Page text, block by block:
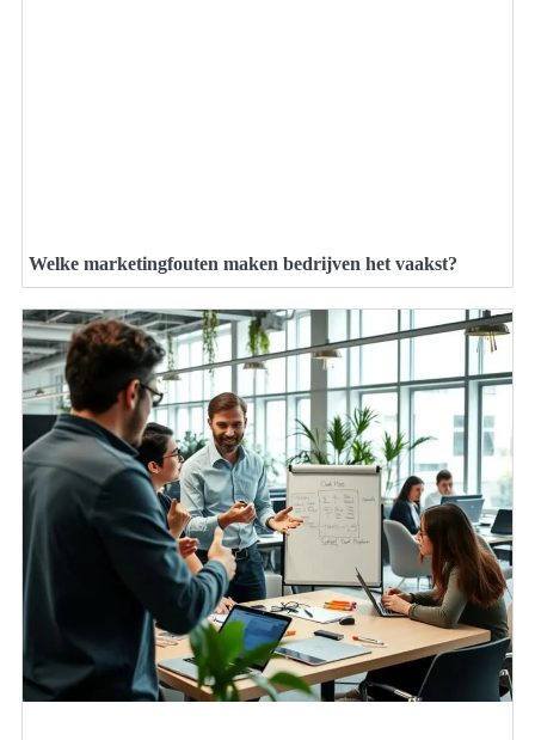
Welke marketingfouten maken bedrijven het vaakst?